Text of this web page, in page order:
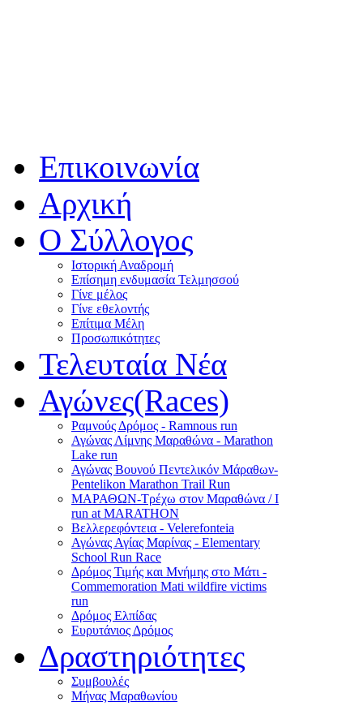
Επικοινωνία
Αρχική
Ο Σύλλογος
Ιστορική Αναδρομή
Επίσημη ενδυμασία Τελμησσού
Γίνε μέλος
Γίνε εθελοντής
Επίτιμα Μέλη
Προσωπικότητες
Τελευταία Νέα
Αγώνες(Races)
Ραμνούς Δρόμος - Ramnous run
Αγώνας Λίμνης Μαραθώνα - Marathon
Lake run
Αγώνας Βουνού Πεντελικόν Μάραθων-
Pentelikon Marathon Trail Run
ΜΑΡΑΘΩΝ-Τρέχω στον Μαραθώνα / I
run at MARATHON
Βελλερεφόντεια - Velerefonteia
Αγώνας Αγίας Μαρίνας - Elementary
School Run Race
Δρόμος Τιμής και Μνήμης στο Μάτι -
Commemoration Mati wildfire victims
run
Δρόμος Ελπίδας
Ευρυτάνιος Δρόμος
Δραστηριότητες
Συμβουλές
Μήνας Μαραθωνίου